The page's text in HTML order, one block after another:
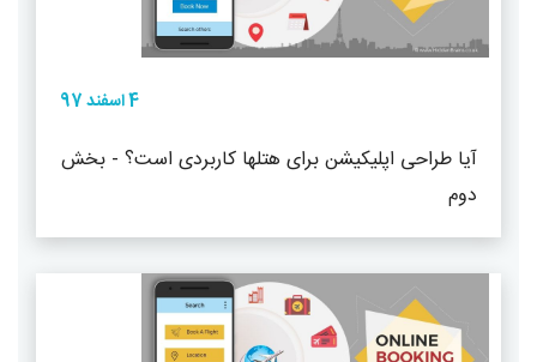
4 اسفند 97
آیا طراحی اپلیکیشن برای هتلها کاربردی است؟ - بخش
دوم